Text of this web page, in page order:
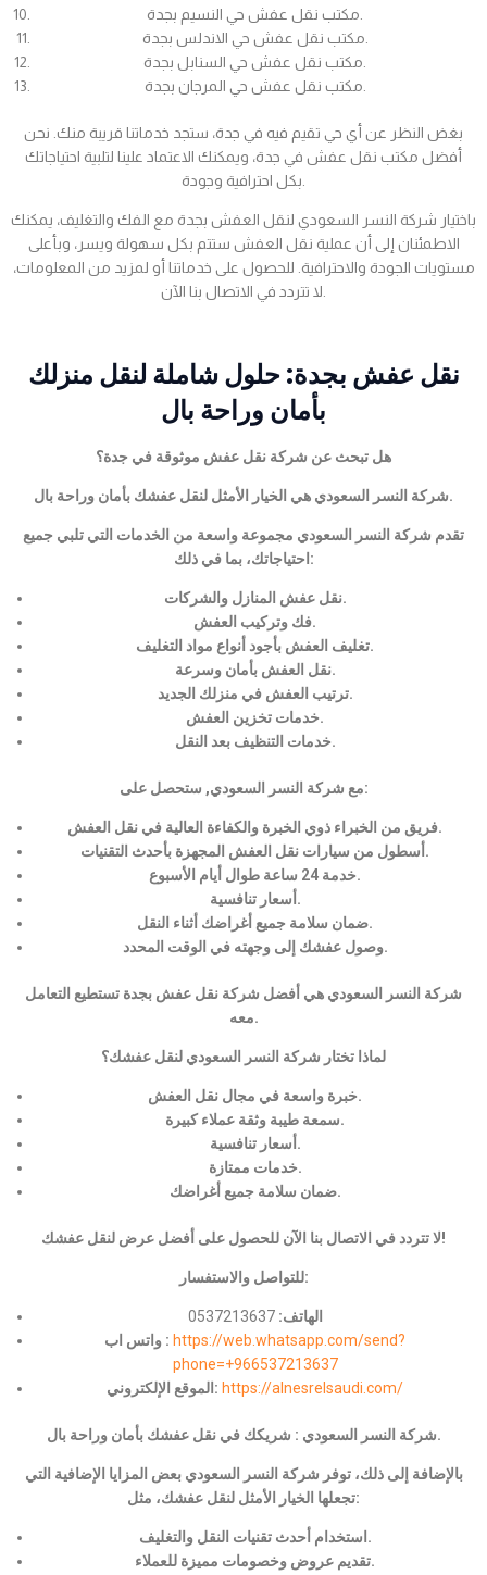
بغض النظر عن أي حي تقيم فيه في جدة، ستجد خدماتنا قريبة منك. نحن
أفضل مكتب نقل عفش في جدة، ويمكنك الاعتماد علينا لتلبية احتياجاتك
باختيار شركة النسر السعودي لنقل العفش بجدة مع الفك والتغليف، يمكنك
الاطمئنان إلى أن عملية نقل العفش ستتم بكل سهولة ويسر، وبأعلى
مستويات الجودة والاحترافية. للحصول على خدماتنا أو لمزيد من المعلومات،
نقل عفش بجدة: حلول شاملة لنقل منزلك
بأمان وراحة بال
هل تبحث عن شركة نقل عفش موثوقة في جدة؟
شركة النسر السعودي هي الخيار الأمثل لنقل عفشك بأمان وراحة بال.
تقدم شركة النسر السعودي مجموعة واسعة من الخدمات التي تلبي جميع
احتياجاتك، بما في ذلك:
نقل عفش المنازل والشركات.
فك وتركيب العفش.
تغليف العفش بأجود أنواع مواد التغليف.
نقل العفش بأمان وسرعة.
ترتيب العفش في منزلك الجديد.
خدمات تخزين العفش.
خدمات التنظيف بعد النقل.
مع شركة النسر السعودي, ستحصل على:
فريق من الخبراء ذوي الخبرة والكفاءة العالية في نقل العفش.
أسطول من سيارات نقل العفش المجهزة بأحدث التقنيات.
خدمة 24 ساعة طوال أيام الأسبوع.
أسعار تنافسية.
ضمان سلامة جميع أغراضك أثناء النقل.
وصول عفشك إلى وجهته في الوقت المحدد.
شركة النسر السعودي هي أفضل شركة نقل عفش بجدة تستطيع التعامل
معه.
لماذا تختار شركة النسر السعودي لنقل عفشك؟
خبرة واسعة في مجال نقل العفش.
سمعة طيبة وثقة عملاء كبيرة.
أسعار تنافسية.
خدمات ممتازة.
ضمان سلامة جميع أغراضك.
لا تتردد في الاتصال بنا الآن للحصول على أفضل عرض لنقل عفشك!
للتواصل والاستفسار:
الهاتف: 0537213637
واتس اب : https://web.whatsapp.com/send?
phone=+966537213637
الموقع الإلكتروني: https://alnesrelsaudi.com/
شركة النسر السعودي : شريكك في نقل عفشك بأمان وراحة بال.
بالإضافة إلى ذلك، توفر شركة النسر السعودي بعض المزايا الإضافية التي
تجعلها الخيار الأمثل لنقل عفشك، مثل:
استخدام أحدث تقنيات النقل والتغليف.
تقديم عروض وخصومات مميزة للعملاء.